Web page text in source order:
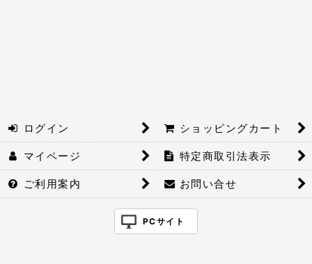
ログイン ショッピングカート
マイページ 特定商取引法表示
ご利用案内 お問い合せ
PCサイト